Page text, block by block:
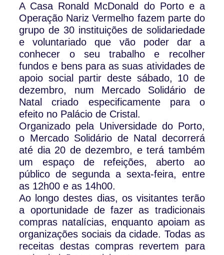
A Casa Ronald McDonald do Porto e a
Operação Nariz Vermelho fazem parte do
grupo de 30 instituições de solidariedade
e voluntariado que vão poder dar a
conhecer o seu trabalho e recolher
fundos e bens para as suas atividades de
apoio social partir deste sábado, 10 de
dezembro, num Mercado Solidário de
Natal criado especificamente para o
efeito no Palácio de Cristal.
Organizado pela Universidade do Porto,
o Mercado Solidário de Natal decorrerá
até dia 20 de dezembro, e terá também
um espaço de refeições, aberto ao
público de segunda a sexta-feira, entre
as 12h00 e as 14h00.
Ao longo destes dias, os visitantes terão
a oportunidade de fazer as tradicionais
compras natalícias, enquanto apoiam as
organizações sociais da cidade. Todas as
receitas destas compras revertem para